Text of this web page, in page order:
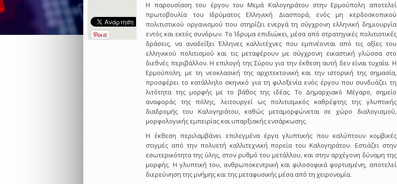
Η παρουσίαση του έργου του Μεμά Καλογηράτου στην Ερμούπολη αποτελεί
πρωτοβουλία του Ιδρύματος Ελληνική Διασπορά, ενός μη κερδοσκοπικού
πολιτιστικού οργανισμού που στηρίζει ενεργά τη σύγχρονη ελληνική δημιουργία
εντός και εκτός συνόρων. Το Ίδρυμα επιδιώκει, μέσα από στρατηγικές πολιτιστικές
δράσεις, να αναδείξει Έλληνες καλλιτέχνες που εμπνέονται από τις αξίες του
ελληνικού πολιτισμού και τις μεταφέρουν με σύγχρονη εικαστική γλώσσα στο
διεθνές περιβάλλον. Η επιλογή της Σύρου για την έκθεση αυτή δεν είναι τυχαία. Η
Ερμούπολη, με τη νεοκλασική της αρχιτεκτονική και την ιστορική της σημασία,
προσφέρει το κατάλληλο σκηνικό για τη φιλοξενία ενός έργου που συνδυάζει τη
λιτότητα της μορφής με το βάθος της ιδέας. Το Δημαρχιακό Μέγαρο, σημείο
αναφοράς της πόλης, λειτουργεί ως πολιτισμικός καθρέφτης της γλυπτικής
διαδρομής του Καλογηράτου, καθώς μεταμορφώνεται σε χώρο διαλογισμού,
μορφολογικής εμπειρίας και υπαρξιακής ενσάρκωσης.
Η έκθεση περιλαμβάνει επιλεγμένα έργα γλυπτικής που καλύπτουν κομβικές
στιγμές από την πολυετή καλλιτεχνική πορεία του Καλογηράτου. Εστιάζει στην
εσωτερικότητα της ύλης, στον ρυθμό του μετάλλου, και στην αρχέγονη δύναμη της
μορφής. Η γλυπτική του, ανθρωποκεντρική και φιλοσοφικά φορτισμένη, αποτελεί
διερεύνηση της μνήμης και της μεταφυσικής μέσα από τη χειρονομία.